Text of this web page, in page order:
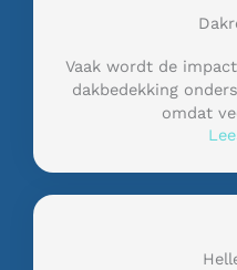
Vaak wordt de
dakbedekking
omdat